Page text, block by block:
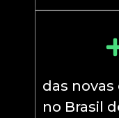
das
no Brasil